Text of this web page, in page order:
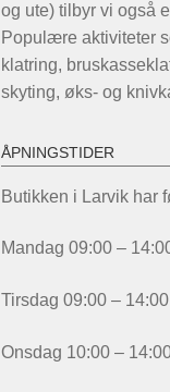
og ute) tilbyr vi også
Populære aktiviteter
klatring,
skyting, øks- og
ÅPNINGSTIDER
Butikken i Larvik har
Mandag 09:00 –
Tirsdag 09:00 – 14:00
Onsdag 10:00 –